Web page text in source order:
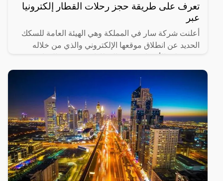
تعرف على طريقة حجز رحلات القطار إلكترونيا
عبر
أعلنت شركة سار في المملكة وهي الهيئة العامة للسكك
الحديد عن انطلاق موقعها الإلكتروني والذي من خلاله
المختلفة لها،